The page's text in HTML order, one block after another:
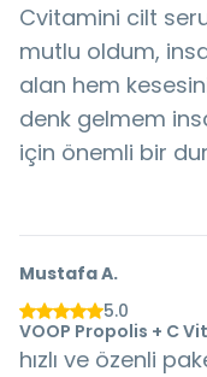
Cvitamini cilt
mutlu oldum,
alan hem
denk gelmem
için önemli bir
MustafaA.
5.0
VOOP Propolis + C
hızlı ve özenli